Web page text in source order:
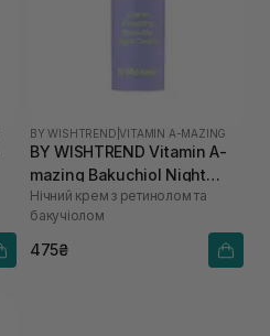
BY WISHTREND |VITAMIN A-MAZING
BY WISHTREND Vitamin A-
mazing Bakuchiol Night
Cream 10 мл
Нічний крем з ретинолом та
бакучіолом
475₴